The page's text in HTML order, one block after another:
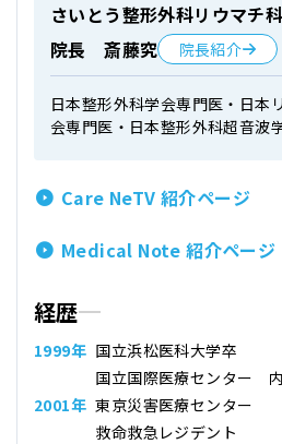
さいとう整形外科リウマチ科
院長 斎藤究
院長紹介
日本整形外科学会専門医・日本
会専門医・日本整形外科超音波
Care NeTV 紹介ページ
Medical Note 紹介ページ
経歴
1999年 国立浜松医科大学卒
国立国際医療センター
2001年 東京災害医療センター
救命救急レジデント